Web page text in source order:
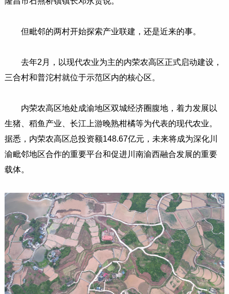
但毗邻的两村开始探索产业联建，还是近来的事。
去年2月，以现代农业为主的内荣农高区正式启动建设，
三合村和普沱村就位于示范区内的核心区。
内荣农高区地处成渝地区双城经济圈腹地，着力发展以
生猪、稻鱼产业、长江上游晚熟柑橘等为代表的现代农业。
据悉，内荣农高区总投资额148.67亿元，未来将成为深化川
渝毗邻地区合作的重要平台和促进川南渝西融合发展的重要
载体。